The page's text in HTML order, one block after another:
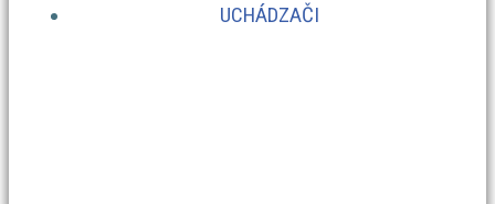
UCHÁDZAČI